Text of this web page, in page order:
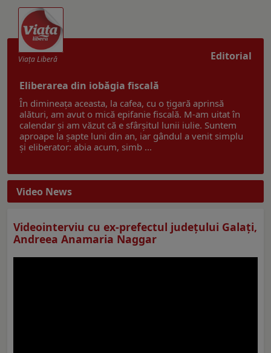
Editorial
Viaţa Liberă
Eliberarea din iobăgia fiscală
În dimineața aceasta, la cafea, cu o țigară aprinsă
alături, am avut o mică epifanie fiscală. M-am uitat în
calendar și am văzut că e sfârșitul lunii iulie. Suntem
aproape la șapte luni din an, iar gândul a venit simplu
și eliberator: abia acum, simb ...
Video News
Videointerviu cu ex-prefectul judeţului Galaţi,
Andreea Anamaria Naggar